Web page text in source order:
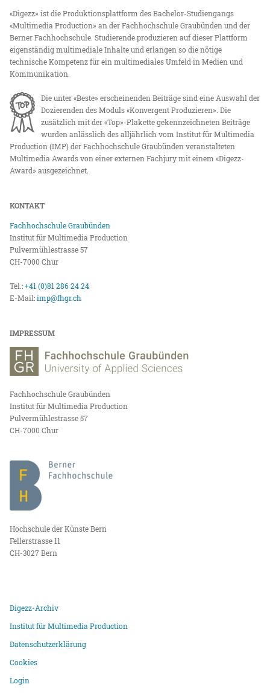
«Digezz» ist die Produktionsplattform des Bachelor-Studiengangs
«Multimedia Production» an der Fachhochschule Graubünden und der
Berner Fachhochschule. Studierende produzieren auf dieser Plattform
eigenständig multimediale Inhalte und erlangen so die nötige
technische Kompetenz für ein multimediales Umfeld in Medien und
Kommunikation.
Die unter «Beste» erscheinenden Beiträge sind eine Auswahl der
Dozierenden des Moduls «Konvergent Produzieren». Die
zusätzlich mit der «Top»-Plakette gekennzeichneten Beiträge
wurden anlässlich des alljährlich vom Institut für Multimedia
Production (IMP) der Fachhochschule Graubünden veranstalteten
Multimedia Awards von einer externen Fachjury mit einem «Digezz-
Award» ausgezeichnet.
KONTAKT
Fachhochschule Graubünden
Institut für Multimedia Production
Pulvermühlestrasse 57
CH-7000 Chur
Tel.:+41 (0)81 286 24 24
E-Mail:imp@fhgr.ch
IMPRESSUM
Fachhochschule Graubünden
Institut für Multimedia Production
Pulvermühlestrasse 57
CH-7000 Chur
Hochschule der Künste Bern
Fellerstrasse 11
CH-3027 Bern
Digezz-Archiv
Institut für Multimedia Production
Datenschutzerklärung
Cookies
Login